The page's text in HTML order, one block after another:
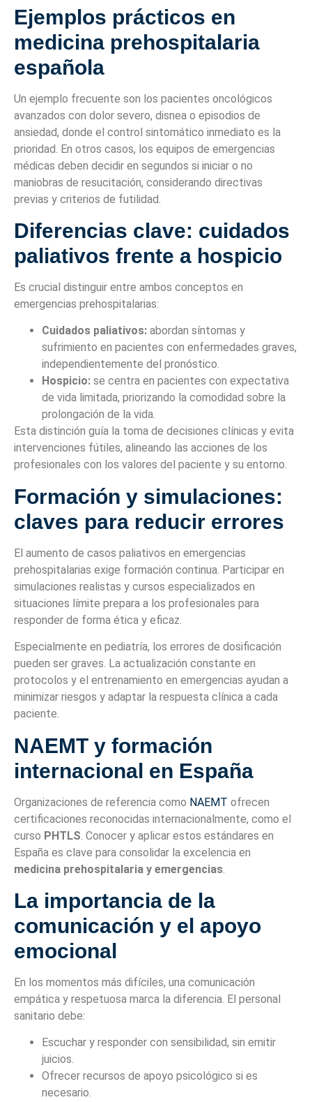
Ejemplos prácticos en
medicina prehospitalaria
española
Un ejemplo frecuente son los pacientes oncológicos
avanzados con dolor severo, disnea o episodios de
ansiedad, donde el control sintomático inmediato es la
prioridad. En otros casos, los equipos de emergencias
médicas deben decidir en segundos si iniciar o no
maniobras de resucitación, considerando directivas
previas y criterios de futilidad.
Diferencias clave: cuidados
paliativos frente a hospicio
Es crucial distinguir entre ambos conceptos en
emergencias prehospitalarias:
Cuidados paliativos: abordan síntomas y
sufrimiento en pacientes con enfermedades graves,
independientemente del pronóstico.
Hospicio: se centra en pacientes con expectativa
de vida limitada, priorizando la comodidad sobre la
prolongación de la vida.
Esta distinción guía la toma de decisiones clínicas y evita
intervenciones fútiles, alineando las acciones de los
profesionales con los valores del paciente y su entorno.
Formación y simulaciones:
claves para reducir errores
El aumento de casos paliativos en emergencias
prehospitalarias exige formación continua. Participar en
simulaciones realistas y cursos especializados en
situaciones límite prepara a los profesionales para
responder de forma ética y eficaz.
Especialmente en pediatría, los errores de dosificación
pueden ser graves. La actualización constante en
protocolos y el entrenamiento en emergencias ayudan a
minimizar riesgos y adaptar la respuesta clínica a cada
paciente.
NAEMT y formación
internacional en España
Organizaciones de referencia como NAEMT ofrecen
certificaciones reconocidas internacionalmente, como el
curso PHTLS . Conocer y aplicar estos estándares en
España es clave para consolidar la excelencia en
medicina prehospitalaria y emergencias
La importancia de la
comunicación y el apoyo
emocional
En los momentos más difíciles, una comunicación
empática y respetuosa marca la diferencia. El personal
sanitario debe:
Escuchar y responder con sensibilidad, sin emitir
juicios.
Ofrecer recursos de apoyo psicológico si es
necesario.